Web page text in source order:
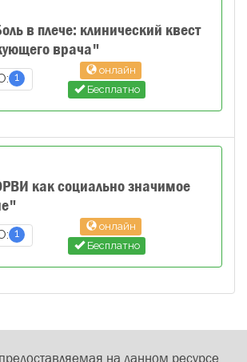
в плече: клинический квест
врача"
1
онлайн
Бесплатно
как социально значимое
1
онлайн
Бесплатно
на данном ресурсе